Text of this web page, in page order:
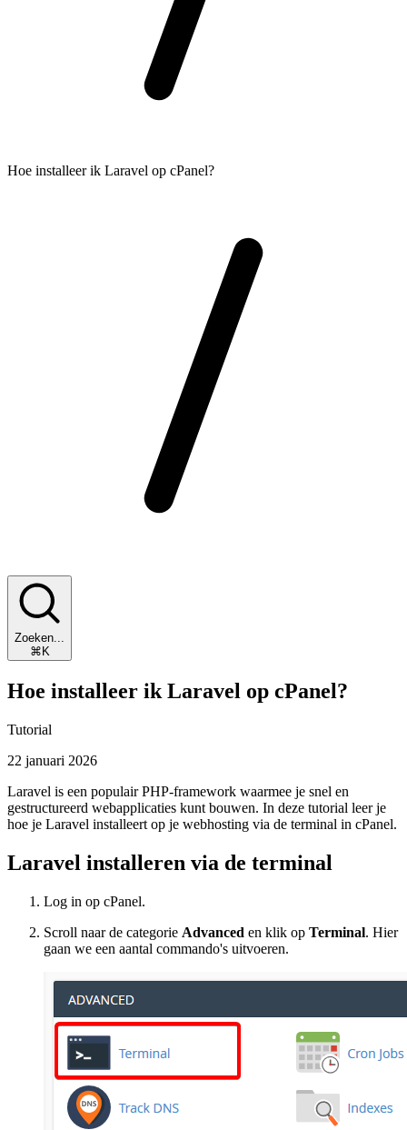
Hoe installeer ik Laravel op cPanel?
Zoeken...
⌘K
Hoe installeer ik Laravel op cPanel?
Tutorial
22 januari 2026
Laravel is een populair PHP-framework waarmee je snel en
gestructureerd webapplicaties kunt bouwen. In deze tutorial leer je
hoe je Laravel installeert op je webhosting via de terminal in cPanel.
Laravel installeren via de terminal
Log in op cPanel.
Scroll naar de categorie Advanced en klik op Terminal. Hier
gaan we een aantal commando's uitvoeren.